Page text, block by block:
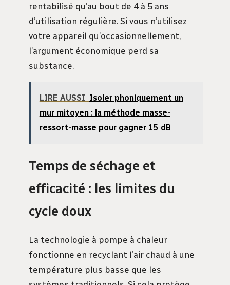
rentabilisé qu’au bout de 4 à 5 ans
d’utilisation régulière. Si vous n’utilisez
votre appareil qu’occasionnellement,
l’argument économique perd sa
substance.
LIRE AUSSI Isoler phoniquement un
mur mitoyen : la méthode masse-
ressort-masse pour gagner 15 dB
Temps de séchage et
efficacité : les limites du
cycle doux
La technologie à pompe à chaleur
fonctionne en recyclant l’air chaud à une
température plus basse que les